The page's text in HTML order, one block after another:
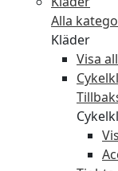
Alla
Kläder
Visa